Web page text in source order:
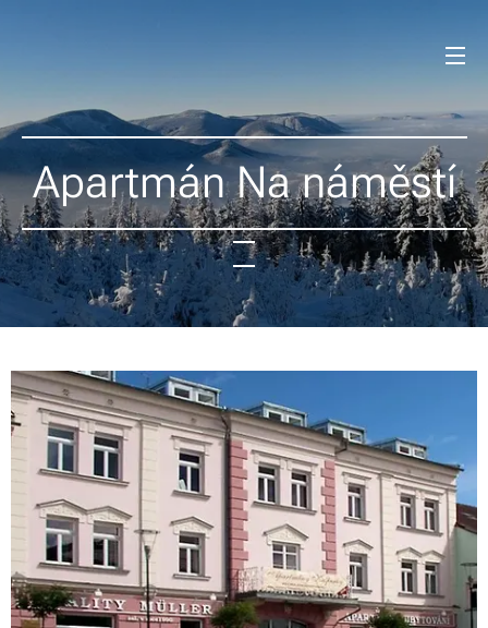
Apartmán Na náměstí